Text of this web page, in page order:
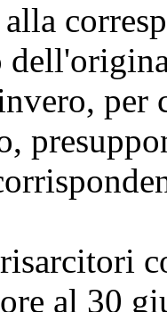
alla
per
al 30